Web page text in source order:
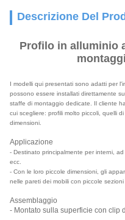
Descrizione Del
Profilo in alluminio
I modelli qui presentati sono adatti per
possono essere installati direttamente
staffe di montaggio dedicate. Il cliente
cui scegliere: profili molto piccoli, quelli
dimensioni.
Applicazione
- Destinato principalmente per interni,
ecc.
- Con le loro piccole dimensioni, gli
nelle pareti dei mobili con piccole sezioni
Assemblaggio
- Montato sulla superficie con clip